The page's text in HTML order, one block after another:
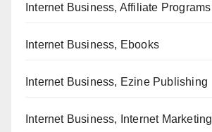
Internet Business, Affiliate Programs
Internet Business, Ebooks
Internet Business, Ezine Publishing
Internet Business, Internet Marketing